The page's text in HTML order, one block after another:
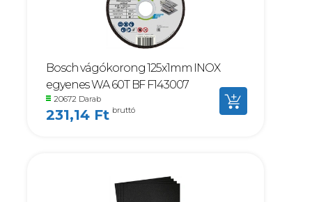
Bosch vágókorong 125x1mm INOX
egyenes WA 60T BF F143007
20672 Darab
231,14 Ft bruttó